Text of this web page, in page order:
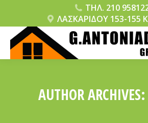
ΤΗΛ. 210
ΛΑΣΚΑΡΙΔΟΥ 153-155
AUTHOR ARCHIVES: